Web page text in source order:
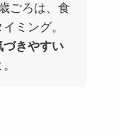
ごろは、食
ミング。
づきやすい